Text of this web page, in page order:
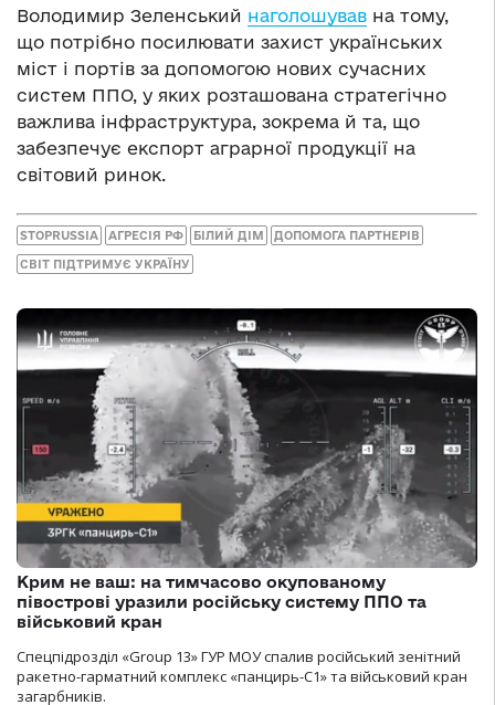
Володимир Зеленський наголошував на тому,
що потрібно посилювати захист українських
міст і портів за допомогою нових сучасних
систем ППО, у яких розташована стратегічно
важлива інфраструктура, зокрема й та, що
забезпечує експорт аграрної продукції на
світовий ринок.
STOPRUSSIA АГРЕСІЯ РФ БІЛИЙ ДІМ ДОПОМОГА ПАРТНЕРІВ
СВІТ ПІДТРИМУЄ УКРАЇНУ
Крим не ваш: на тимчасово окупованому
півострові уразили російську систему ППО та
військовий кран
Спецпідрозділ «Group 13» ГУР МОУ спалив російський зенітний
ракетно-гарматний комплекс «панцирь-С1» та військовий кран
загарбників.